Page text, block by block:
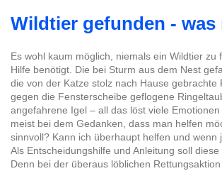
Wildtier gefunden - was
Es wohl kaum möglich, niemals ein Wildtier zu
Hilfe benötigt. Die bei Sturm aus dem Nest
die von der Katze stolz nach Hause gebrachte
gegen die Fensterscheibe geflogene
angefahrene Igel – all das löst viele
meist bei dem Gedanken, dass man helfen
sinnvoll? Kann ich überhaupt helfen und wenn
Als Entscheidungshilfe und Anleitung soll
Denn bei der überaus löblichen